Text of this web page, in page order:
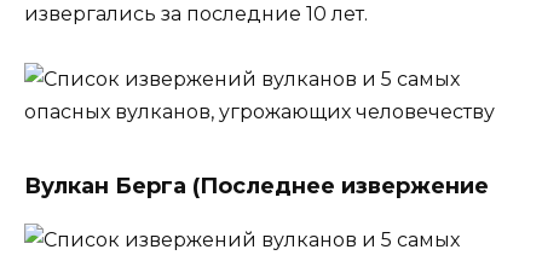
извергались за последние 10 лет.
Вулкан Берга (Последнее извержение